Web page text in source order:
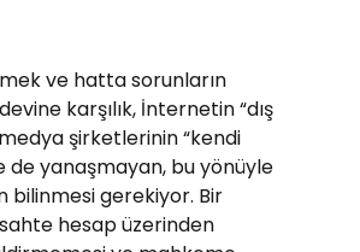
ve hatta sorunların
karşılık, İnternetin “dış
şirketlerinin “kendi
de yanaşmayan, bu yönüyle
bilinmesi gerekiyor. Bir
hesap üzerinden